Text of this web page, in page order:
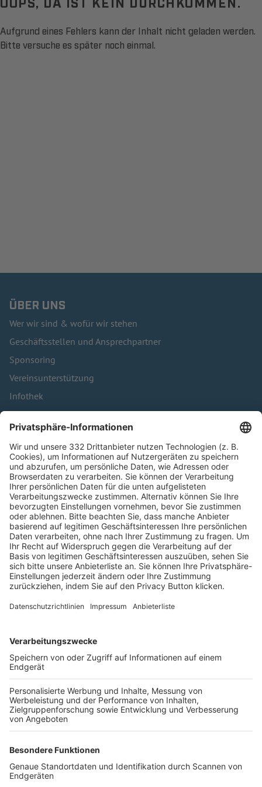
Aufgrund eines Fehlers kann der Inhalt nicht geladen werden.
Bitte versuche es später noch einmal.
ÜBER UNS
Wer wir sind & wofür wir stehen
Geschäftsstellen und Ansprechpartner
Sponsoring
Vereinsunterstützung
Infothek
Kontakt
HÄUFIG BESUCHTE SEITEN
Pässe und Vereinswechsel
Trainerausbildung
Schulungsangebot Vereinsmitarbeiter
BFV-Geschäftsstellen
Trainerbörse
Login SpielPlus
FOLGE DEM BFV
TOP-VEREINE
TOP-PARTNER